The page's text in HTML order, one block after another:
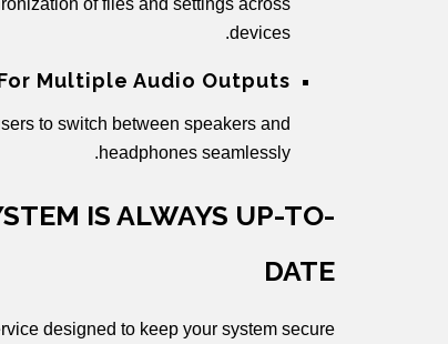
of files and settings across
devices.
Multiple Audio Outputs
to switch between speakers and
headphones seamlessly.
IS ALWAYS UP-TO-
DATE
designed to keep your system secure